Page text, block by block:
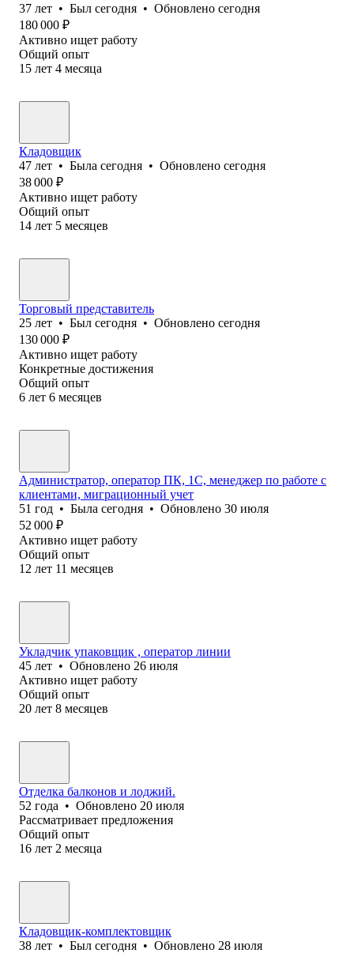
37 лет • Был сегодня • Обновлено сегодня
180 000 ₽
Активно ищет работу
Общий опыт
15 лет 4 месяца
Кладовщик
47 лет • Была сегодня • Обновлено сегодня
38 000 ₽
Активно ищет работу
Общий опыт
14 лет 5 месяцев
Торговый представитель
25 лет • Был сегодня • Обновлено сегодня
130 000 ₽
Активно ищет работу
Конкретные достижения
Общий опыт
6 лет 6 месяцев
Администратор, оператор ПК, 1С, менеджер по работе с
клиентами, миграционный учет
51 год • Была сегодня • Обновлено 30 июля
52 000 ₽
Активно ищет работу
Общий опыт
12 лет 11 месяцев
Укладчик упаковщик , оператор линии
45 лет • Обновлено 26 июля
Активно ищет работу
Общий опыт
20 лет 8 месяцев
Отделка балконов и лоджий.
52 года • Обновлено 20 июля
Рассматривает предложения
Общий опыт
16 лет 2 месяца
Кладовщик-комплектовщик
38 лет • Был сегодня • Обновлено 28 июля